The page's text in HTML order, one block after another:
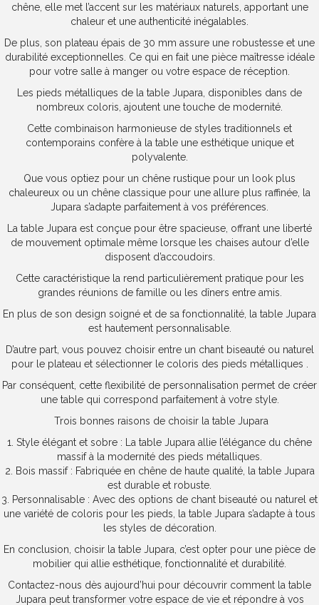
chêne, elle met l’accent sur les matériaux naturels, apportant une
chaleur et une authenticité inégalables.
De plus, son plateau épais de 30 mm assure une robustesse et une
durabilité exceptionnelles. Ce qui en fait une pièce maîtresse idéale
pour votre salle à manger ou votre espace de réception.
Les pieds métalliques de la table Jupara, disponibles dans de
nombreux coloris, ajoutent une touche de modernité.
Cette combinaison harmonieuse de styles traditionnels et
contemporains confère à la table une esthétique unique et
polyvalente.
Que vous optiez pour un chêne rustique pour un look plus
chaleureux ou un chêne classique pour une allure plus raffinée, la
Jupara s’adapte parfaitement à vos préférences.
La table Jupara est conçue pour être spacieuse, offrant une liberté
de mouvement optimale même lorsque les chaises autour d’elle
disposent d’accoudoirs.
Cette caractéristique la rend particulièrement pratique pour les
grandes réunions de famille ou les dîners entre amis.
En plus de son design soigné et de sa fonctionnalité, la table Jupara
est hautement personnalisable.
D’autre part, vous pouvez choisir entre un chant biseauté ou naturel
pour le plateau et sélectionner le coloris des pieds métalliques .
Par conséquent, cette flexibilité de personnalisation permet de créer
une table qui correspond parfaitement à votre style.
Trois bonnes raisons de choisir la table Jupara
1. Style élégant et sobre : La table Jupara allie l’élégance du chêne
massif à la modernité des pieds métalliques.
2. Bois massif : Fabriquée en chêne de haute qualité, la table Jupara
est durable et robuste.
3. Personnalisable : Avec des options de chant biseauté ou naturel et
une variété de coloris pour les pieds, la table Jupara s’adapte à tous
les styles de décoration.
En conclusion, choisir la table Jupara, c’est opter pour une pièce de
mobilier qui allie esthétique, fonctionnalité et durabilité.
Contactez-nous dès aujourd’hui pour découvrir comment la table
Jupara peut transformer votre espace de vie et répondre à vos